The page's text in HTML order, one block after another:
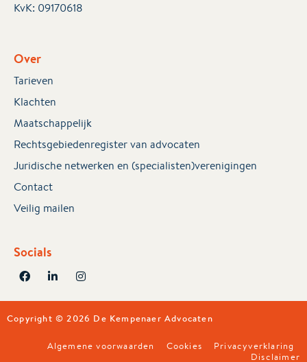
KvK: 09170618
Over
Tarieven
Klachten
Maatschappelijk
Rechtsgebiedenregister van advocaten
Juridische netwerken en (specialisten)verenigingen
Contact
Veilig mailen
Socials
Copyright © 2026 De Kempenaer Advocaten
Algemene voorwaarden Cookies
Privacyverklaring
Disclaimer